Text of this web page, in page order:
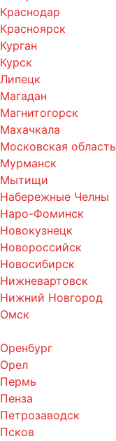
Краснодар
Красноярск
Курган
Курск
Липецк
Магадан
Магнитогорск
Махачкала
Московская область
Мурманск
Мытищи
Набережные Челны
Наро-Фоминск
Новокузнецк
Новороссийск
Новосибирск
Нижневартовск
Нижний Новгород
Омск
Оренбург
Орел
Пермь
Пенза
Петрозаводск
Псков